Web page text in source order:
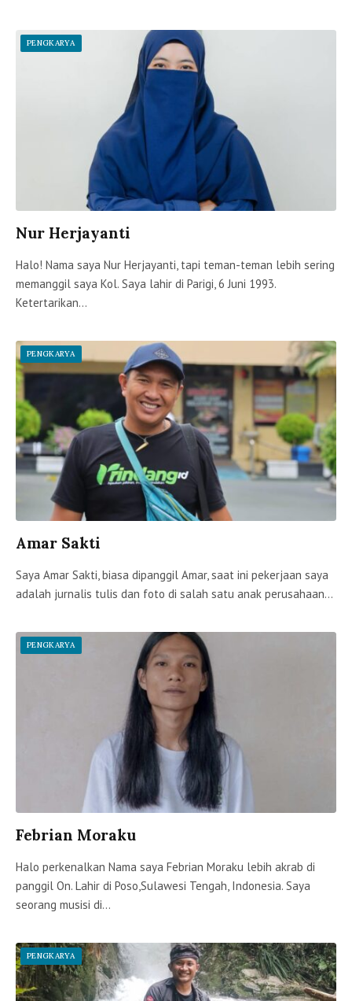
PENGKARYA
Nur Herjayanti
Halo! Nama saya Nur Herjayanti, tapi teman-teman lebih sering
memanggil saya Kol. Saya lahir di Parigi, 6 Juni 1993.
Ketertarikan…
PENGKARYA
Amar Sakti
Saya Amar Sakti, biasa dipanggil Amar, saat ini pekerjaan saya
adalah jurnalis tulis dan foto di salah satu anak perusahaan…
PENGKARYA
Febrian Moraku
Halo perkenalkan Nama saya Febrian Moraku lebih akrab di
panggil On. Lahir di Poso,Sulawesi Tengah, Indonesia. Saya
seorang musisi di…
PENGKARYA